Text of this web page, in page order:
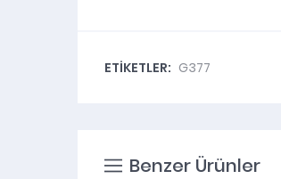
ETİKETLER: G377
Benzer Ürünler